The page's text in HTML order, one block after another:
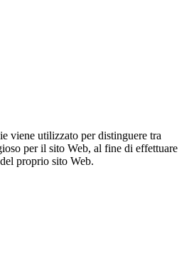
viene utilizzato per distinguere tra
per il sito Web, al fine di effettuare
proprio sito Web.